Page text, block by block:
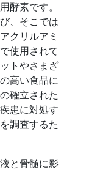
酵素です。
、そこでは
クリルアミ
使用されて
トやさまざ
高い食品に
確立された
患に対処す
調査するた
と骨髄に影